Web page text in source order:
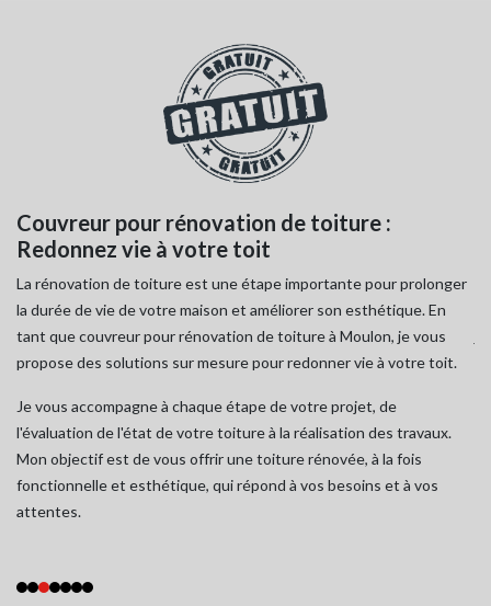
Couvreur pour rénovation de toiture :
Redonnez vie à votre toit
La rénovation de toiture est une étape importante pour prolonger
la durée de vie de votre maison et améliorer son esthétique. En
tant que couvreur pour rénovation de toiture à Moulon, je vous
propose des solutions sur mesure pour redonner vie à votre toit.
Je vous accompagne à chaque étape de votre projet, de
l'évaluation de l'état de votre toiture à la réalisation des travaux.
Mon objectif est de vous offrir une toiture rénovée, à la fois
fonctionnelle et esthétique, qui répond à vos besoins et à vos
attentes.